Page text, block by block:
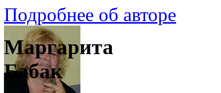
Подробнее об авторе
Маргарита
Бабак